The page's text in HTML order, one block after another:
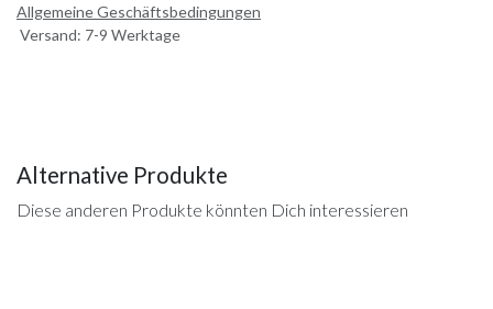
Allgemeine Geschäftsbedingungen
Versand: 7-9 Werktage
Alternative Produkte
Diese anderen Produkte könnten Dich interessieren